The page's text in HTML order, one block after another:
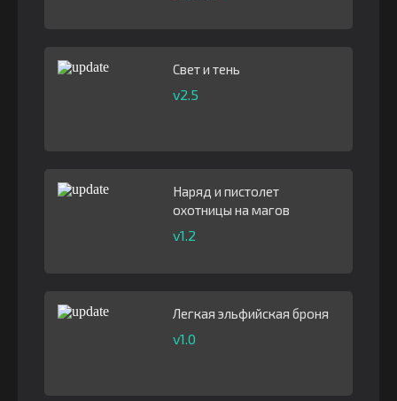
Свет и тень
v2.5
Наряд и пистолет
охотницы на магов
v1.2
Легкая эльфийская броня
v1.0